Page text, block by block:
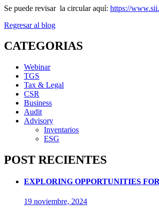
Se puede revisar la circular aquí: https://
Regresar al blog
CATEGORIAS
Webinar
TGS
Tax & Legal
CSR
Business
Audit
Advisory
Inventarios
ESG
POST RECIENTES
EXPLORING OPPORTUNITIES
19 noviembre, 2024